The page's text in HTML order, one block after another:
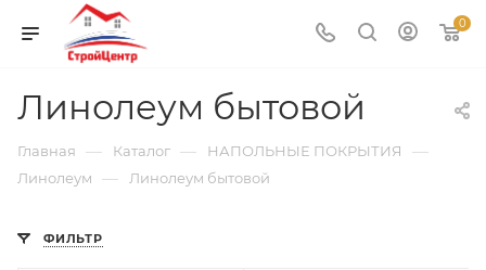
0
Линолеум бытовой
Главная — Каталог — НАПОЛЬНЫЕ ПОКРЫТИЯ —
Линолеум — Линолеум бытовой
ФИЛЬТР